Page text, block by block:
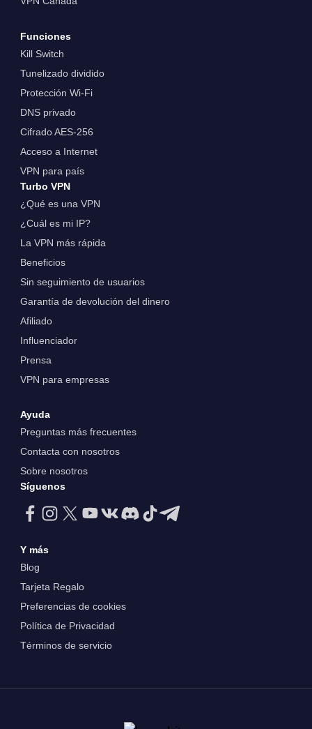
Funciones
Kill Switch
Tunelizado dividido
Protección Wi-Fi
DNS privado
Cifrado AES-256
Acceso a Internet
VPN para país
Turbo VPN
¿Qué es una VPN
¿Cuál es mi IP?
La VPN más rápida
Beneficios
Sin seguimiento de usuarios
Garantía de devolución del dinero
Afiliado
Influenciador
Prensa
VPN para empresas
Ayuda
Preguntas más frecuentes
Contacta con nosotros
Sobre nosotros
Síguenos
Y más
Blog
Tarjeta Regalo
Preferencias de cookies
Política de Privacidad
Términos de servicio